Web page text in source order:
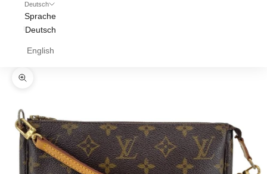
Deutsch
Sprache
Deutsch
English
Bild vergrößern